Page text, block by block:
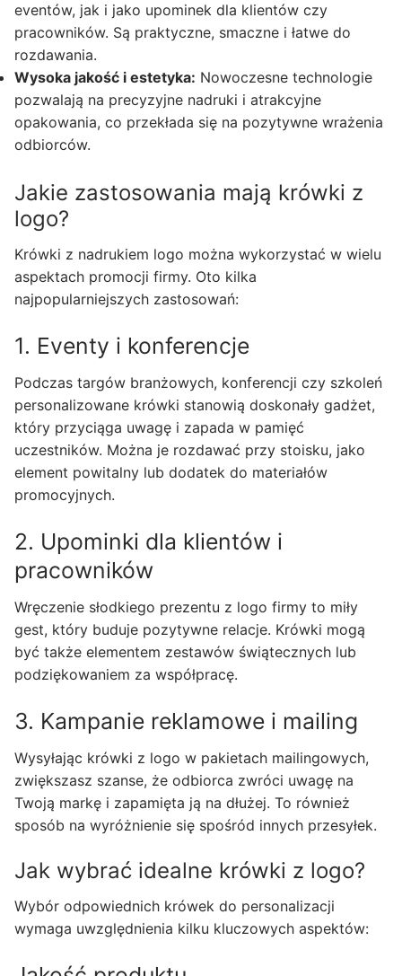
eventów, jak i jako upominek dla klientów czy
pracowników. Są praktyczne, smaczne i łatwe do
rozdawania.
Wysoka jakość i estetyka: Nowoczesne technologie
pozwalają na precyzyjne nadruki i atrakcyjne
opakowania, co przekłada się na pozytywne wrażenia
odbiorców.
Jakie zastosowania mają krówki z
logo?
Krówki z nadrukiem logo można wykorzystać w wielu
aspektach promocji firmy. Oto kilka
najpopularniejszych zastosowań:
1. Eventy i konferencje
Podczas targów branżowych, konferencji czy szkoleń
personalizowane krówki stanowią doskonały gadżet,
który przyciąga uwagę i zapada w pamięć
uczestników. Można je rozdawać przy stoisku, jako
element powitalny lub dodatek do materiałów
promocyjnych.
2. Upominki dla klientów i
pracowników
Wręczenie słodkiego prezentu z logo firmy to miły
gest, który buduje pozytywne relacje. Krówki mogą
być także elementem zestawów świątecznych lub
podziękowaniem za współpracę.
3. Kampanie reklamowe i mailing
Wysyłając krówki z logo w pakietach mailingowych,
zwiększasz szanse, że odbiorca zwróci uwagę na
Twoją markę i zapamięta ją na dłużej. To również
sposób na wyróżnienie się spośród innych przesyłek.
Jak wybrać idealne krówki z logo?
Wybór odpowiednich krówek do personalizacji
wymaga uwzględnienia kilku kluczowych aspektów: